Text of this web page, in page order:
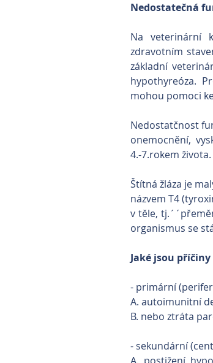
Nedostatečná
Na veterinární
zdravotním
základní
hypothyreóza.
mohou pomoci
Nedostatčnost
onemocnění,
4.-7.rokem
Štítná žláza je
názvem T4
v těle,
organismus se
Jaké jsou
- primární
A. autoimunitní
B. nebo ztráta
- sekundární